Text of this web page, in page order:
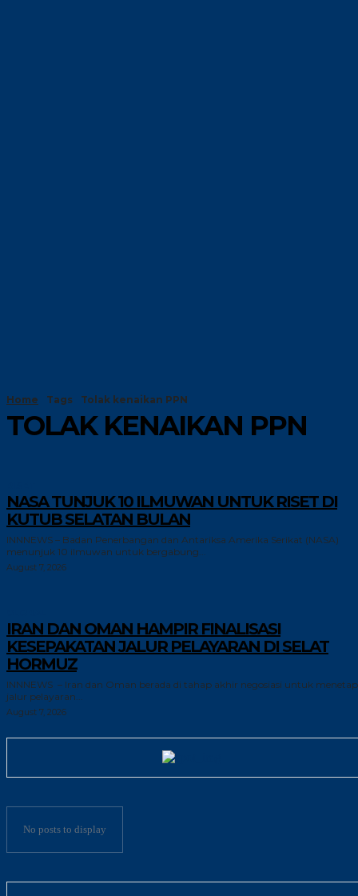
Home Tags Tolak kenaikan PPN
TOLAK KENAIKAN PPN
NASA TUNJUK 10 ILMUWAN UNTUK RISET DI
KUTUB SELATAN BULAN
INNNEWS – Badan Penerbangan dan Antariksa Amerika Serikat (NASA)
menunjuk 10 ilmuwan untuk bergabung...
August 7, 2026
IRAN DAN OMAN HAMPIR FINALISASI
KESEPAKATAN JALUR PELAYARAN DI SELAT
HORMUZ
INNNEWS – Iran dan Oman berada di tahap akhir negosiasi untuk
jalur pelayaran...
August 7, 2026
No posts to display